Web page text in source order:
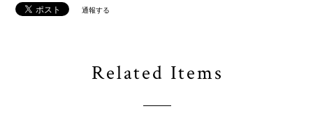
通報する
Related Items